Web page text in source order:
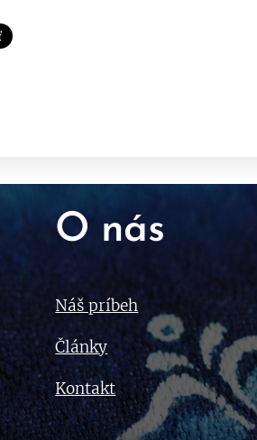
O nás
Náš príbeh
Články
Kontakt